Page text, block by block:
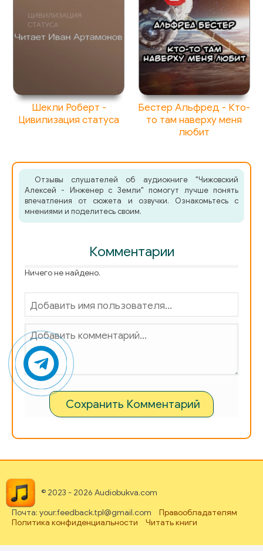
Шекли Роберт -
Цивилизация статуса
Бестер Альфред - Кто-
то там наверху меня
любит
Отзывы слушателей об аудиокниге "Чижовский
Алексей - Инженер с Земли" помогут лучше понять
впечатления от сюжета и озвучки. Ознакомьтесь с
мнениями и поделитесь своим.
Комментарии
Ничего не найдено.
Сохранить Комментарий
© 2023 - 2026 Audiobukva.com
Почта: your.feedback.tpl@gmail.com
Правообладателям
Политика конфиденциальности
Читать книги